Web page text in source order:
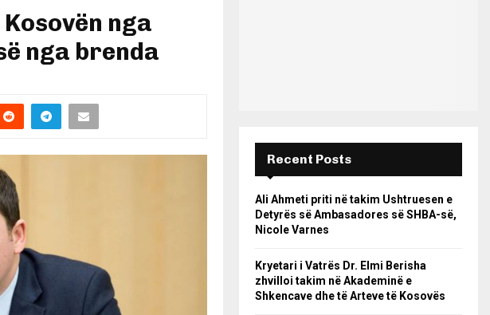
nga
nga brenda
Recent Posts
Ali Ahmeti priti në takim Ushtruesen e
Detyrës së Ambasadores së SHBA-së,
Nicole Varnes
Kryetari i Vatrës Dr. Elmi Berisha
zhvilloi takim në Akademinë e
Shkencave dhe të Arteve të Kosovës